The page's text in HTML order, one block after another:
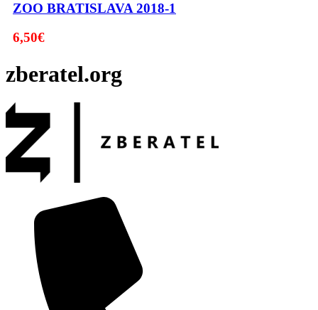
ZOO BRATISLAVA 2018-1
6,50€
zberatel.org